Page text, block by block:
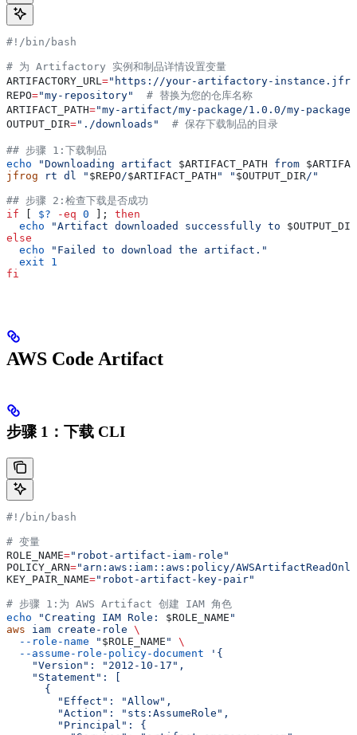
#!/bin/bash
# 为 Artifactory 实例和制品详情设置变量
ARTIFACTORY_URL ="https://your-artifactory-
REPO="my-repository"
  # 替换为您的仓库名称
ARTIFACT_PATH="my-artifact/my-package/1.0.0/my-
OUTPUT_DIR="./downloads"
  # 保存下载制品的目录
## 步骤 1:下载制品
echo "Downloading artifact $ARTIFACT_PATH from
jfrog rt dl " $REPO /$ARTIFACT_PATH " " $OUTPUT_DIR/"
## 步骤 2:检查下载是否成功
if [ $? -eq 0 ]; then
  echo
"Artifact downloaded successfully to $OUTPUT_DIR
else
  echo
"Failed to download the artifact."
  exit
1
fi
AWS Code Artifact
步骤 1：下载 CLI
#!/bin/bash
# 变量
ROLE_NAME="robot-artifact-iam-role"
POLICY_ARN="arn:aws:iam::aws:policy/
KEY_PAIR_NAME="robot-artifact-key-pair"
# 步骤 1:为 AWS Artifact 创建 IAM 角色
echo "Creating IAM Role: $ROLE_NAME "
aws iam create-role \
  --role-name
" $ROLE_NAME "
\
  --assume-role-policy-document
'{
    "Version": "2012-10-17",
    "Statement": [
      {
        "Effect": "Allow",
        "Action": "sts:AssumeRole",
        "Principal": {